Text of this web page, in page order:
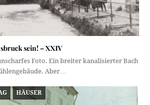
sein! – XXIV
Foto. Ein breiter kanalisierter Bach
Aber…
HÄUSER